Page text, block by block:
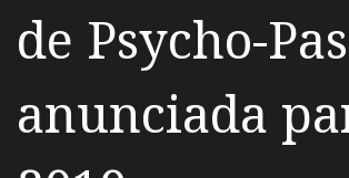
de Psycho-
anunciada